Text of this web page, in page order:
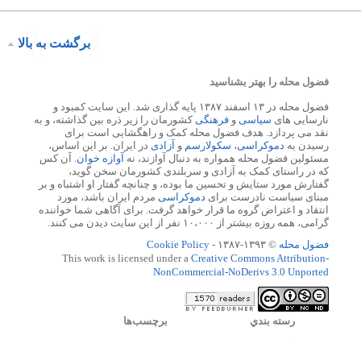
برگشت به بالا
فضول محله را بهتر بشناسید
فضول محله در ۱۳ اسفند ۱۳۸۷ پایه گذاری شد. این سایت کمبود و
نارسایی های سیاسی و فرهنگیکشورمان را زیر ذره بین گذاشته، و به
نقد می پردازد. هدف فضول محله کمک و راهگشایی است برای
رسیدن به دموکراسی، سکولارسم و آزادی در ایران. بر این اساس،
مسئولین فضول محله همواره به دنبال آوازند، نه آوازه خوان. آن کس
که در راستای کمک به آزادی و سربلندی کشورمان سخن گوید،
گفتارش مورد ستایش و تحسین ما بوده، و چنانچه گفتار او اشتباه و بر
مبنای سیاست نادرست برای دموکراسی مردم ایران باشد، مورد
انتقاد و اعتراض گروه ما قرار خواهد گرفت. برای آگاهی شما خواننده
گرامی، همه روزه بیشتر از ۱۰،۰۰۰ نفر از این سایت دیدن می کنند.
فضول محله © ۱۳۹۳-۱۳۸۷ -
Cookie Policy
This work is licensed under a Creative Commons Attribution-
NonCommercial-NoDerivs 3.0 Unported
رسته بندي برچسب‌ها